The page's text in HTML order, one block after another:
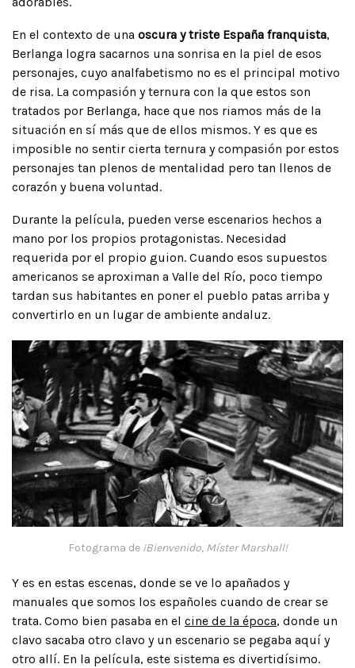
En el contexto de una oscura y triste España franquista,
Berlanga logra sacarnos una sonrisa en la piel de esos
personajes, cuyo analfabetismo no es el principal motivo
de risa. La compasión y ternura con la que estos son
tratados por Berlanga, hace que nos riamos más de la
situación en sí más que de ellos mismos. Y es que es
imposible no sentir cierta ternura y compasión por estos
personajes tan plenos de mentalidad pero tan llenos de
corazón y buena voluntad.
Durante la película, pueden verse escenarios hechos a
mano por los propios protagonistas. Necesidad
requerida por el propio guion. Cuando esos supuestos
americanos se aproximan a Valle del Río, poco tiempo
tardan sus habitantes en poner el pueblo patas arriba y
convertirlo en un lugar de ambiente andaluz.
Fotograma de ¡Bienvenido, Míster Marshall!
Y es en estas escenas, donde se ve lo apañados y
manuales que somos los españoles cuando de crear se
trata. Como bien pasaba en el cine de la época, donde un
clavo sacaba otro clavo y un escenario se pegaba aquí y
otro allí. En la película, este sistema es divertidísimo.